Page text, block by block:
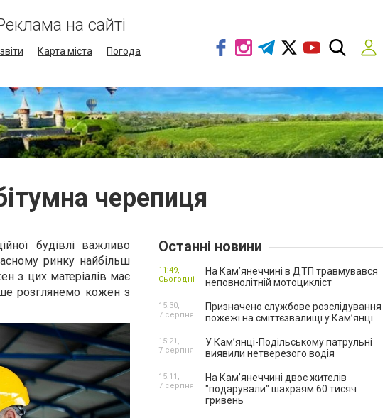
на сайті
Карта міста
Погода
черепиця
будівлі важливо
ринку найбільш
з цих матеріалів має
розглянемо кожен з
Останні новини
На Кам’янеччині в ДТП травмувався
неповнолітній мотоцикліст
11:49,
Сьогодні
Призначено службове розслідування
пожежі на сміттєзвалищі у Кам’янці
15:30,
7 серпня
У Кам’янці-Подільському патрульні
виявили нетверезого водія
15:21,
7 серпня
На Камʼянеччині двоє жителів
"подарували" шахраям 60 тисяч
гривень
15:11,
7 серпня